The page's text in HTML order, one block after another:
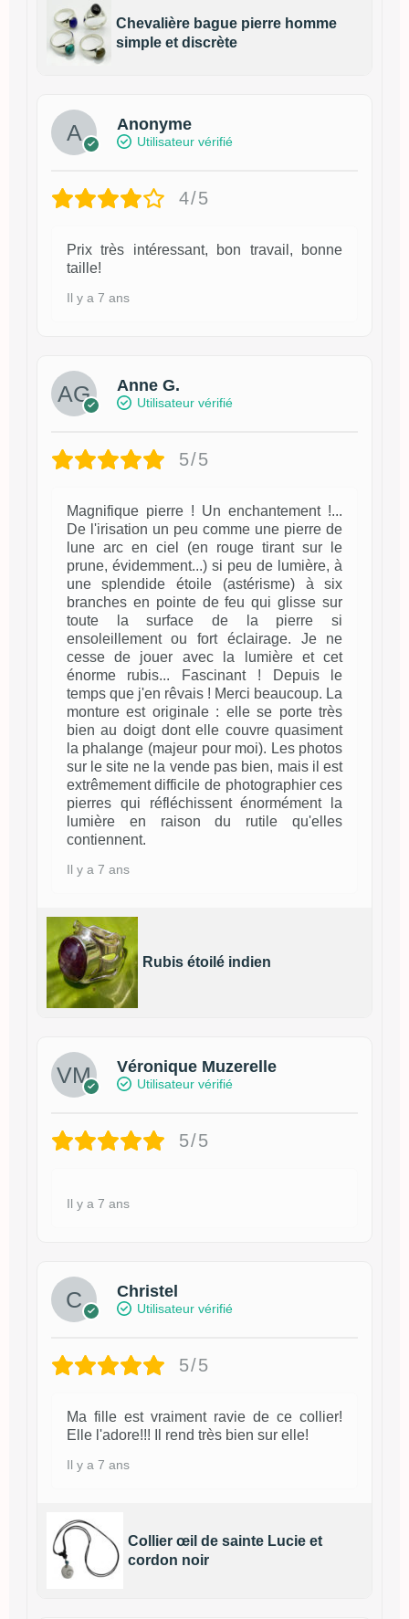
Chevalière bague pierre homme
simple et discrète
Anonyme
Utilisateur vérifié
4/5
Prix très intéressant, bon travail, bonne
taille!
Il y a 7 ans
Anne G.
Utilisateur vérifié
5/5
Magnifique pierre ! Un enchantement !...
De l'irisation un peu comme une pierre de
lune arc en ciel (en rouge tirant sur le
prune, évidemment...) si peu de lumière, à
une splendide étoile (astérisme) à six
branches en pointe de feu qui glisse sur
toute la surface de la pierre si
ensoleillement ou fort éclairage. Je ne
cesse de jouer avec la lumière et cet
énorme rubis... Fascinant ! Depuis le
temps que j'en rêvais ! Merci beaucoup. La
monture est originale : elle se porte très
bien au doigt dont elle couvre quasiment
la phalange (majeur pour moi). Les photos
sur le site ne la vende pas bien, mais il est
extrêmement difficile de photographier ces
pierres qui réfléchissent énormément la
lumière en raison du rutile qu'elles
contiennent.
Il y a 7 ans
Rubis étoilé indien
Véronique Muzerelle
Utilisateur vérifié
5/5
Il y a 7 ans
Christel
Utilisateur vérifié
5/5
Ma fille est vraiment ravie de ce collier!
Elle l'adore!!! Il rend très bien sur elle!
Il y a 7 ans
Collier œil de sainte Lucie et
cordon noir